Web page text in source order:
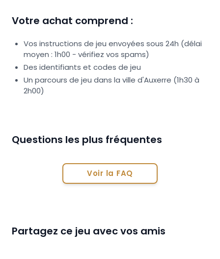
Votre achat comprend :
Vos instructions de jeu envoyées sous 24h (délai
moyen : 1h00 - vérifiez vos spams)
Des identifiants et codes de jeu
Un parcours de jeu dans la ville d'Auxerre (1h30 à
2h00)
Questions les plus fréquentes
Voir la FAQ
Partagez ce jeu avec vos amis